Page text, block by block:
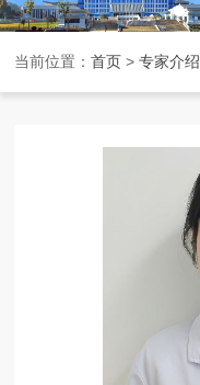
当前位置：首页 >专家介绍